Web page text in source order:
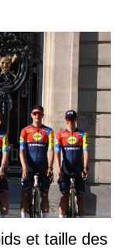
et taille des